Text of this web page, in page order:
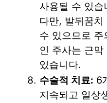
사용될 수 있습
다만, 발뒤꿈
수 있으므로 주
인 주사는 근
있습니다.
수술적 치료: 6
지속되고 일상